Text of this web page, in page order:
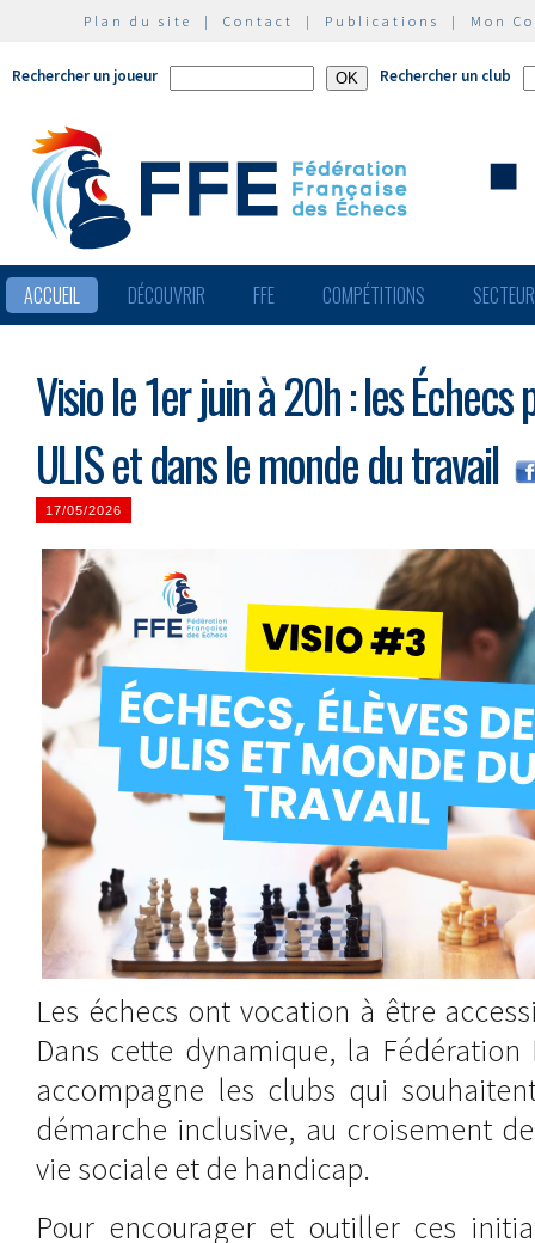
Plan du site | Contact | Publications | Mon
Rechercher un joueur Rechercher un club
ACCUEIL DÉCOUVRIR FFE COMPÉTITIONS
Visio le 1er juin à 20h : les Échecs
ULIS et dans le monde du travail
17/05/2026
Les échecs ont vocation à être
Dans cette dynamique, la Fédération
accompagne les clubs qui
démarche inclusive, au croisement
vie sociale et de handicap.
Pour encourager et outiller ces